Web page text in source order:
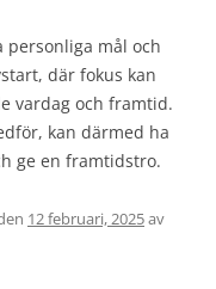
personliga mål och
där fokus kan
vardag och framtid.
kan därmed ha
ge en framtidstro.
12 februari, 2025av